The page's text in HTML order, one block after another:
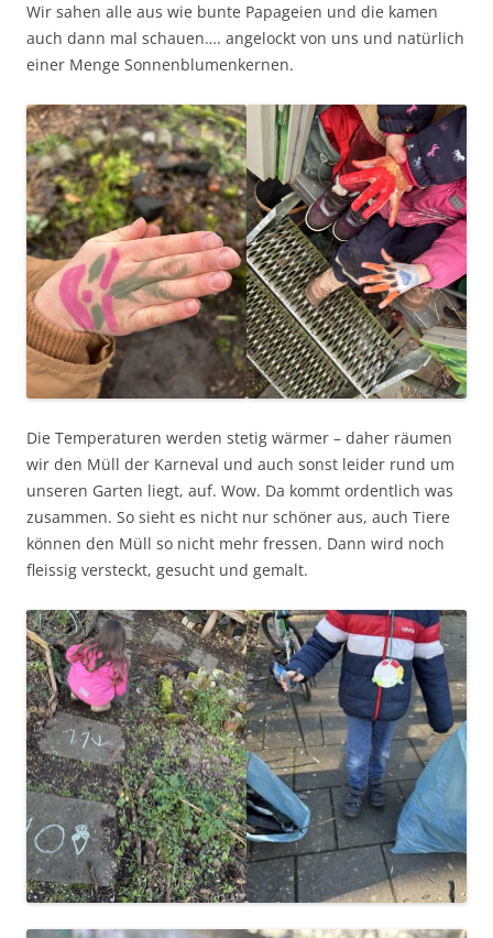
Wir sahen alle aus wie bunte Papageien und die kamen
auch dann mal schauen…. angelockt von uns und natürlich
einer Menge Sonnenblumenkernen.
Die Temperaturen werden stetig wärmer – daher räumen
wir den Müll der Karneval und auch sonst leider rund um
unseren Garten liegt, auf. Wow. Da kommt ordentlich was
zusammen. So sieht es nicht nur schöner aus, auch Tiere
können den Müll so nicht mehr fressen. Dann wird noch
fleissig versteckt, gesucht und gemalt.